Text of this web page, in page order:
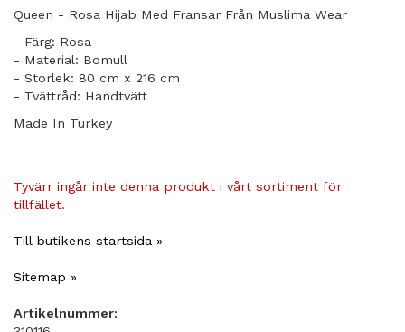
Queen - Rosa Hijab Med Fransar Från Muslima Wear
- Färg: Rosa
- Material: Bomull
- Storlek: 80 cm x 216 cm
- Tvättråd: Handtvätt
Made In Turkey
Tyvärr ingår inte denna produkt i vårt sortiment för
tillfället.
Till butikens startsida »
Sitemap »
Artikelnummer: